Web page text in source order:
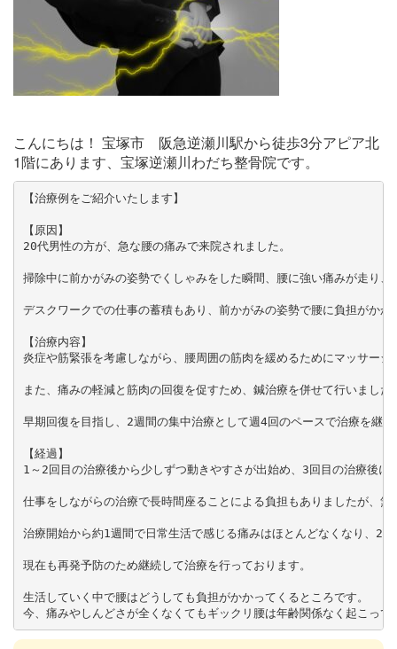
こんにちは！ 宝塚市 阪急逆瀬川駅から徒歩3分アピア北
1階にあります、宝塚逆瀬川わだち整骨院です。
【治療例をご紹介いたします】
【原因】
20代男性の方が、急な腰の痛みで来院されました。
掃除中に前かがみの姿勢でくしゃみをした瞬間、腰に強い痛みが走り、
デスクワークでの仕事の蓄積もあり、前かがみの姿勢で腰に負担がか
【治療内容】
炎症や筋緊張を考慮しながら、腰周囲の筋肉を緩めるためにマッサージ
また、痛みの軽減と筋肉の回復を促すため、鍼治療を併せて行いました
早期回復を目指し、2週間の集中治療として週4回のペースで治療を継続
【経過】
1～2回目の治療後から少しずつ動きやすさが出始め、3回目の治療後に
仕事をしながらの治療で長時間座ることによる負担もありましたが、
治療開始から約1週間で日常生活で感じる痛みはほとんどなくなり、2
現在も再発予防のため継続して治療を行っております。
生活していく中で腰はどうしても負担がかかってくるところです。
今、痛みやしんどさが全くなくてもギックリ腰は年齢関係なく起こっ